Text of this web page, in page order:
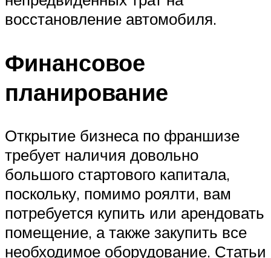
восстановление автомобиля.
Финансовое
планирование
Открытие бизнеса по франшизе
требует наличия довольно
большого стартового капитала,
поскольку, помимо роялти, вам
потребуется купить или арендовать
помещение, а также закупить все
необходимое оборудование. Статьи